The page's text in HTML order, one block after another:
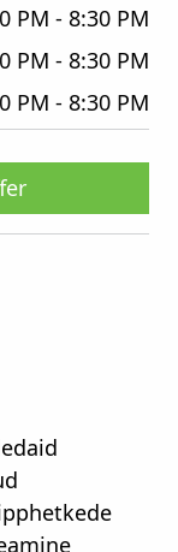
PM - 8:30 PM
PM - 8:30 PM
PM - 8:30 PM